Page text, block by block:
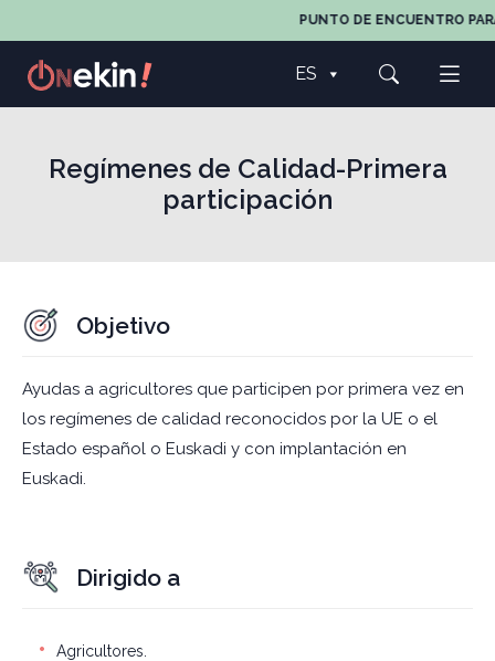
PUNTO DE ENCUENTRO PARA
ES
Regímenes de Calidad-Primera
participación
Objetivo
Ayudas a agricultores que participen por primera vez en
los regímenes de calidad reconocidos por la UE o el
Estado español o Euskadi y con implantación en
Euskadi.
Dirigido a
Agricultores.